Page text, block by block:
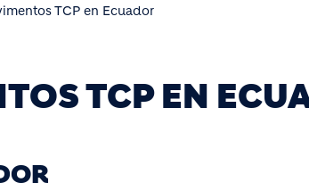
TCP en Ecuador
TCP EN